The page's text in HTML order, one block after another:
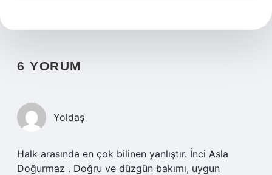
6 YORUM
Yoldaş
Halk arasında en çok bilinen yanlıştır. İnci Asla
Doğurmaz . Doğru ve düzgün bakımı, uygun